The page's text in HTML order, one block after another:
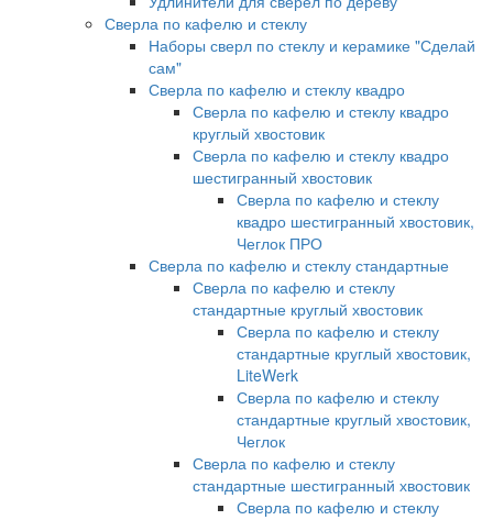
Сверла по кафелю и стеклу
Наборы сверл по стеклу и керамике "Сделай
сам"
Сверла по кафелю и стеклу квадро
Сверла по кафелю и стеклу квадро
круглый хвостовик
Сверла по кафелю и стеклу квадро
шестигранный хвостовик
Сверла по кафелю и стеклу
квадро шестигранный хвостовик,
Чеглок ПРО
Сверла по кафелю и стеклу стандартные
Сверла по кафелю и стеклу
стандартные круглый хвостовик
Сверла по кафелю и стеклу
стандартные круглый хвостовик,
LiteWerk
Сверла по кафелю и стеклу
стандартные круглый хвостовик,
Чеглок
Сверла по кафелю и стеклу
стандартные шестигранный хвостовик
Сверла по кафелю и стеклу